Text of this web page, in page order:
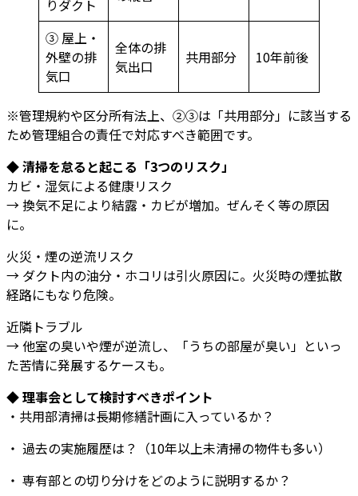
りダクト
③ 屋上・
外壁の排
気口
全体の排
気出口
共用部分 10年前後
※管理規約や区分所有法上、②③は「共用部分」に該当する
ため管理組合の責任で対応すべき範囲です。
◆ 清掃を怠ると起こる「3つのリスク」
カビ・湿気による健康リスク
→ 換気不足により結露・カビが増加。ぜんそく等の原因
に。
火災・煙の逆流リスク
→ ダクト内の油分・ホコリは引火原因に。火災時の煙拡散
経路にもなり危険。
近隣トラブル
→ 他室の臭いや煙が逆流し、「うちの部屋が臭い」といっ
た苦情に発展するケースも。
◆ 理事会として検討すべきポイント
・共用部清掃は長期修繕計画に入っているか？
・ 過去の実施履歴は？（10年以上未清掃の物件も多い）
・ 専有部との切り分けをどのように説明するか？